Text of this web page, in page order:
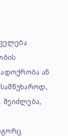
ან
შეიძლება,